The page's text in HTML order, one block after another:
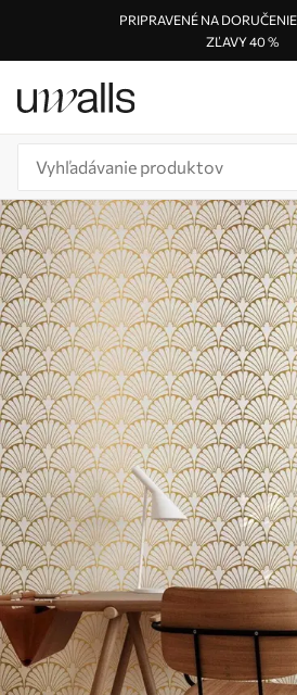
PRIPRAVENÉ NA
ZĽAVY 40 %